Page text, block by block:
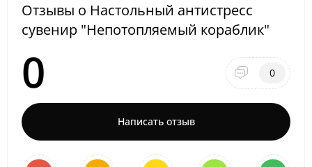
Отзывы о Настольный антистресс
сувенир "Непотопляемый кораблик"
0 0
Написать отзыв